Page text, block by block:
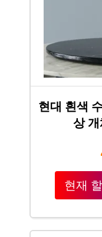
현대 흰색
상
현재